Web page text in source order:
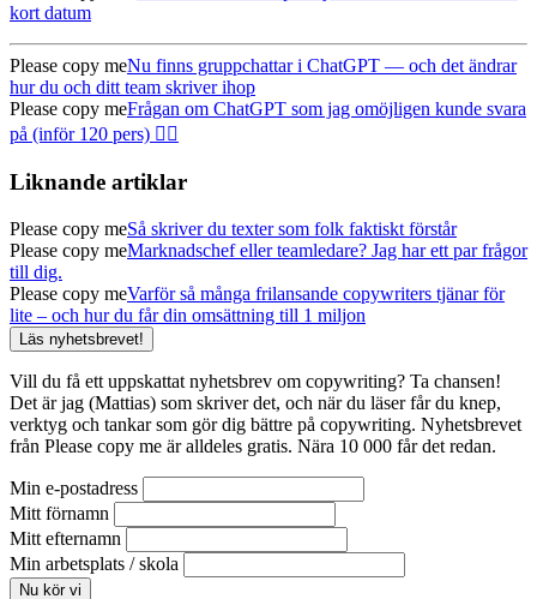
kort datum
Please copy meNu finns gruppchattar i ChatGPT — och det ändrar
hur du och ditt team skriver ihop
Please copy meFrågan om ChatGPT som jag omöjligen kunde svara
på (inför 120 pers) 🤦‍♂️
Liknande artiklar
Please copy meSå skriver du texter som folk faktiskt förstår
Please copy meMarknadschef eller teamledare? Jag har ett par frågor
till dig.
Please copy meVarför så många frilansande copywriters tjänar för
lite – och hur du får din omsättning till 1 miljon
Läs nyhetsbrevet!
Vill du få ett uppskattat nyhetsbrev om copywriting? Ta chansen!
Det är jag (Mattias) som skriver det, och när du läser får du knep,
verktyg och tankar som gör dig bättre på copywriting. Nyhetsbrevet
från Please copy me är alldeles gratis. Nära 10 000 får det redan.
Min e-postadress
Mitt förnamn
Mitt efternamn
Min arbetsplats / skola